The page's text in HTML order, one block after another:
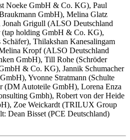
Noeke GmbH & Co. KG), Paul
GmbH), Melina Glatz
Grigull (ALSO Deutschland
holding GmbH & Co. KG),
Thilakshan Kanesalingam
Kropf (ALSO Deutschland
GmbH), Till Rohe (Schröder
& Co. KG), Jannik Schumacher
Yvonne Stratmann (Schulte
(DM Autoteile GmbH), Lorena Enza
Gmbh), Robert von der Heide
Zoe Weickardt (TRILUX Group
Dean Bisset (PCE Deutschland)